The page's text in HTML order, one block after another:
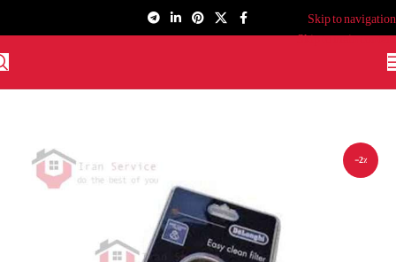
Skip to navigation
Skip to main content
-2%